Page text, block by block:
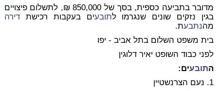
מדובר בתביעה כספית, בסך של 850,000 ₪, לתשלום פיצויים
בגין נזקים שונים שנגרמו לתובעים בעקבות רכישתדירה
מהנתבעת.
בית משפט השלום בתל אביב - יפו
לפני כבוד השופט יאיר דלוגין
התובעים:
1. נעם הצרנשטיין